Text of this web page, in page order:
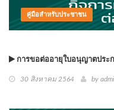
คู่มือสำหรับประชาชน
การขอต่ออายุใบอนุญาตประ
30 สิงหาคม 2564 by